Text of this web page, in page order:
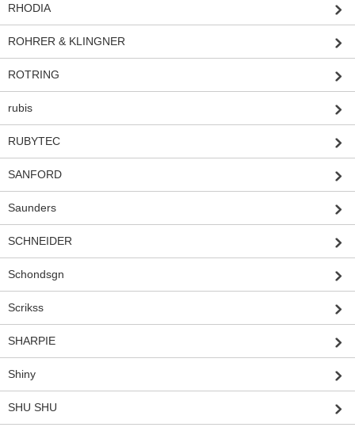
RHODIA
ROHRER & KLINGNER
ROTRING
rubis
RUBYTEC
SANFORD
Saunders
SCHNEIDER
Schondsgn
Scrikss
SHARPIE
Shiny
SHU SHU